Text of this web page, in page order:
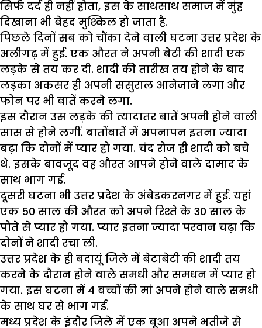
सिर्फ दर्द ही नहीं होता, इस के साथसाथ समाज में मुंह
दिखाना भी बेहद मुश्किल हो जाता है.
पिछले दिनों सब को चौंका देने वाली घटना उत्तर प्रदेश के
अलीगढ़ में हुई. एक औरत ने अपनी बेटी की शादी एक
लड़के से तय कर दी. शादी की तारीख तय होने के बाद
लड़का अकसर ही अपनी ससुराल आनेजाने लगा और
फोन पर भी बातें करने लगा.
इस दौरान उस लड़के की त्यादातर बातें अपनी होने वाली
सास से होने लगीं. बातोंबातें में अपनापन इतना ज्यादा
बढ़ा कि दोनों में प्यार हो गया. चंद रोज ही शादी को बचे
थे. इसके बावजूद वह औरत आपने होने वाले दामाद के
साथ भाग गई.
दूसरी घटना भी उत्तर प्रदेश के अंबेडकरनगर में हुई. यहां
एक 50 साल की औरत को अपने रिश्ते के 30 साल के
पोते से प्यार हो गया. प्यार इतना ज्यादा परवान चढ़ा कि
दोनों ने शादी रचा ली.
उत्तर प्रदेश के ही बदायूं जिले में बेटाबेटी की शादी तय
करने के दौरान होने वाले समधी और समधन में प्यार हो
गया. इस घटना में 4 बच्चों की मां अपने होने वाले समधी
के साथ घर से भाग गई.
मध्य प्रदेश के इंदौर जिले में एक बूआ अपने भतीजे से